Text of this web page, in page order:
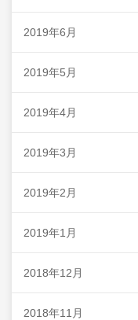
2019年6月
2019年5月
2019年4月
2019年3月
2019年2月
2019年1月
2018年12月
2018年11月